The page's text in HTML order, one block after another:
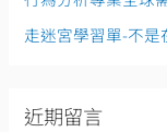
走迷宮學習單-不
近期留言